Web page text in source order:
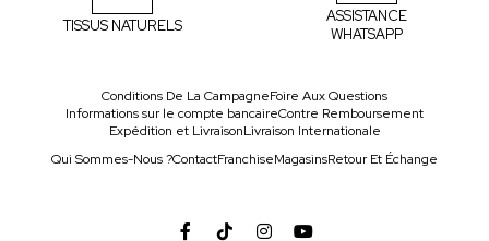
TISSUS NATURELS
ASSISTANCE
WHATSAPP
Conditions De La CampagneFoire Aux Questions
Informations sur le compte bancaireContre Remboursement
Expédition et LivraisonLivraison Internationale
Qui Sommes-Nous ?ContactFranchiseMagasinsRetour Et Échange